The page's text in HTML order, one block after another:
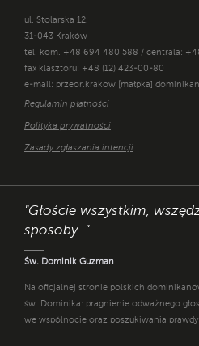
ul. Stolarska 12,
31-043 Kraków
tel. kom. +48 694 480 588 / centrala:
fax klasztoru: +48 (12) 423-00-80
e-mail: przeor.krakow [małpka]
Regulamin płatności
Polityka prywatności
Zasady zgłaszania intencji
"Głoście wszystkim,
sposoby. "
Św. Dominik Guzman
Na oficjalnej stronie polskich
św. Dominika: pragnienie odważnego
we wspólnocie oraz poszukiwania